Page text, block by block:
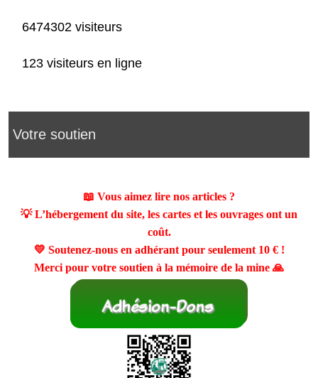
6474302 visiteurs
123 visiteurs en ligne
Votre soutien
📖 Vous aimez lire nos articles ?
💡 L’hébergement du site, les cartes et les ouvrages ont un
coût.
💛 Soutenez-nous en adhérant pour seulement 10 €!
Merci pour votre soutien à la mémoire de la mine 🙏